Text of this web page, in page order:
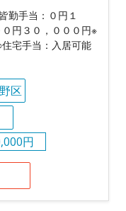
勤手当：０円１
円３０，０００円※
宅手当：入居可能
区
円